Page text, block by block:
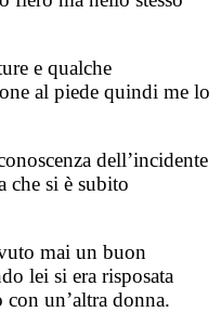
e qualche
al piede quindi me lo
dell’incidente
che si è subito
mai un buon
lei si era risposata
un’altra donna.